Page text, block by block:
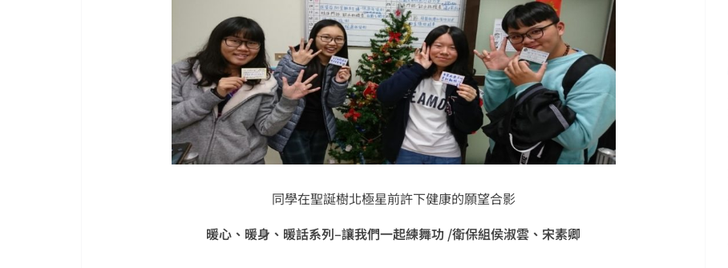
同學在聖誕樹北極星前許下健康的願望合影
暖心、暖身、暖話系列–讓我們一起練舞功 /衛保組侯淑雲、宋素卿